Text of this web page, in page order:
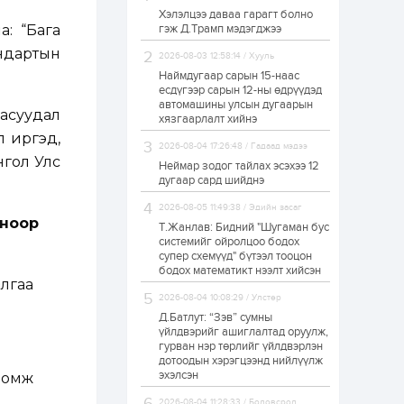
“Бага
иргэд,
Улс
ЗГ: Автобензин,
дизель түлшний
онцгой албан
татварыг тэглэлээ
1 өдөр 2
З.Мэндсайхан:
Хүнсний нөөцийг
бэлтгэх агуулах,
зоорь бэлтгэх ААН-
үүдэд хөнгөлөлттэй
зээл олгоно
1 өдөр
Европ дахь
монголчуудын
соёлын наадам
боллоо
1 өдөр 2 0
Өнгөрсөн сард
1,439.2 кг үнэт
металл худалдан
авчээ
Хэлэлцээ даваа гарагт болно
гэж Д.Трамп мэдэгджээ
2026-08-03 12:58:14 / Хууль
Наймдугаар сарын 15-наас
есдүгээр сарын 12-ны өдрүүдэд
автомашины улсын дугаарын
хязгаарлалт хийнэ
2026-08-04 17:26:48 / Гадаад мэдээ
Неймар зодог тайлах эсэхээ 12
дугаар сард шийднэ
2026-08-05 11:49:38 / Эдийн засаг
Т.Жанлав: Бидний "Шугаман бус
системийг ойролцоо бодох
супер схемүүд" бүтээл тооцон
бодох математикт нээлт хийсэн
2026-08-04 10:08:29 / Улстөр
Д.Батлут: “Зэв” сумны
үйлдвэрийг ашиглалтад оруулж,
гурван нэр төрлийг үйлдвэрлэн
дотоодын хэрэгцээнд нийлүүлж
эхэлсэн